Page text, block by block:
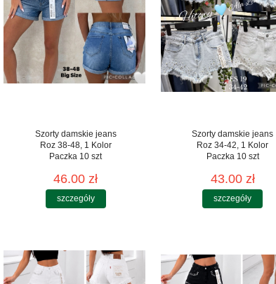
Szorty damskie jeans
Roz 38-48, 1 Kolor
Paczka 10 szt
46.00 zł
szczegóły
Szorty damskie jeans
Roz 34-42, 1 Kolor
Paczka 10 szt
43.00 zł
szczegóły